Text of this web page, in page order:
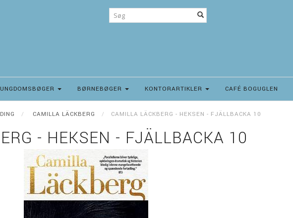
UNGDOMSBØGER BØRNEBØGER KONTORARTIKLER CAFÉ BOGUGLEN
CAMILLA LÄCKBERG CAMILLA LÄCKBERG - HEKSEN - FJÄLLBACKA 10
- HEKSEN - FJÄLLBACKA 10